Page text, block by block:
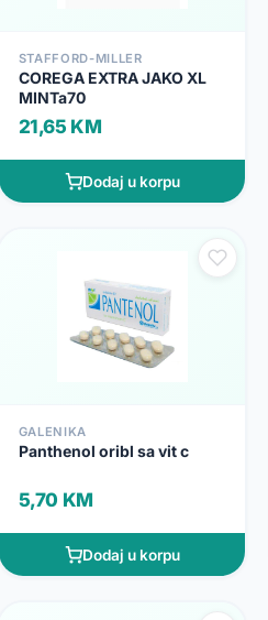
STAFFORD-MILLER
COREGA EXTRA JAKO XL
MINTa70
21,65 KM
Dodaj u korpu
GALENIKA
Panthenol oribl sa vit c
5,70 KM
Dodaj u korpu